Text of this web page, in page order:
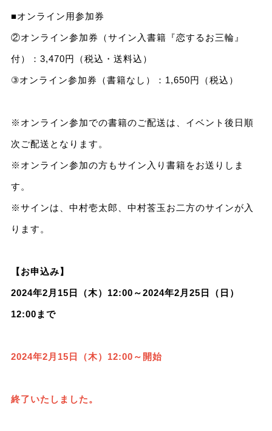
■オンライン用参加券
②オンライン参加券（サイン入書籍『恋するお三輪』
付）：3,470円（税込・送料込）
③オンライン参加券（書籍なし）：1,650円（税込）
※オンライン参加での書籍のご配送は、イベント後日順
次ご配送となります。
※オンライン参加の方もサイン入り書籍をお送りしま
す。
※サインは、中村壱太郎、中村莟玉お二方のサインが入
ります。
【お申込み】
2024年2月15日（木）12:00～2024年2月25日（日）
12:00まで
2024年2月15日（木）12:00～開始
終了いたしました。